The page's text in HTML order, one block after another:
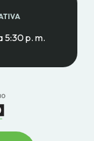
5:30 p. m.